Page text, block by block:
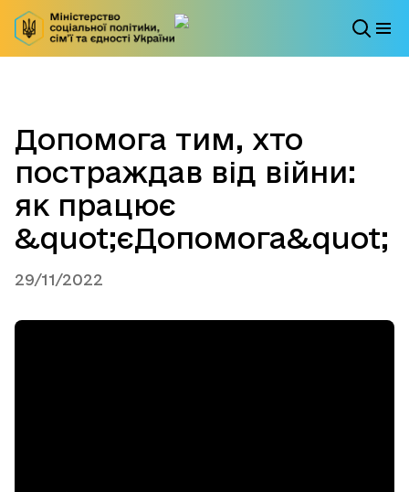
Допомога тим, хто
постраждав від війни:
як працює
&quot;єДопомога&quot;
29/11/2022